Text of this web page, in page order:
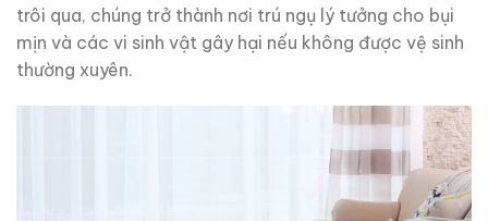
trôi qua, chúng trở thành nơi trú ngụ lý tưởng cho bụi
mịn và các vi sinh vật gây hại nếu không được vệ sinh
thường xuyên.